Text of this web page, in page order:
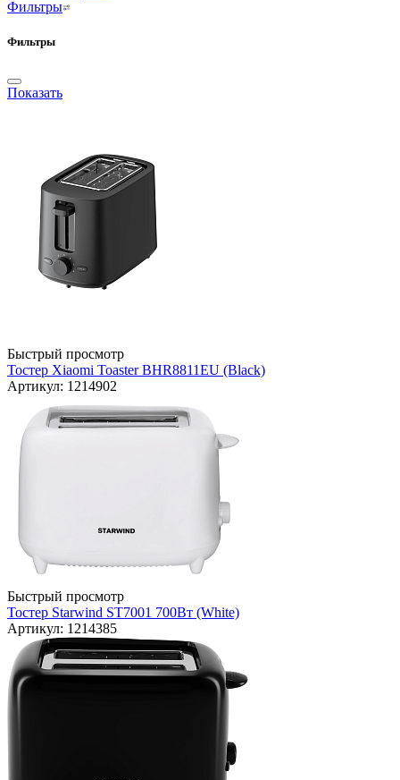
Фильтры
Фильтры
Показать
Быстрый просмотр
Тостер Xiaomi Toaster BHR8811EU (Black)
Артикул: 1214902
Быстрый просмотр
Тостер Starwind ST7001 700Вт (White)
Артикул: 1214385